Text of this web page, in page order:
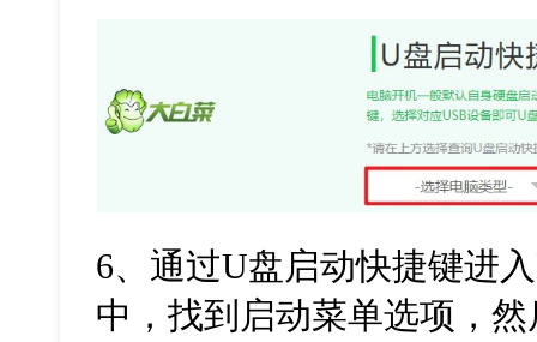
6、通过U盘启动快捷键进
中，找到启动菜单选项，